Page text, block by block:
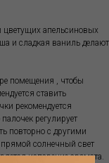
апельсиновых
и сладкая ваниль делают
помещения , чтобы
ставить
рекомендуется
регулирует
повторно с другими
солнечный свет
испарение аромата.